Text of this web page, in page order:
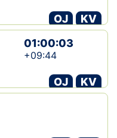
OJ
KV
01:00:03
+09:44
OJ
KV